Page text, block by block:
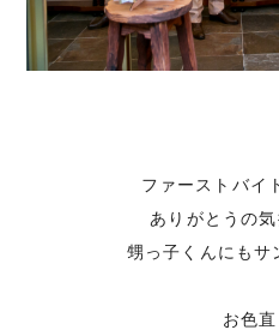
ファーストバイ
ありがとうの
甥っ子くんにもサ
お色